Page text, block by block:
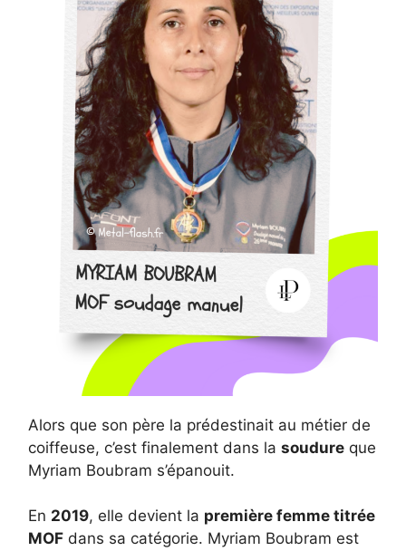
Alors que son père la prédestinait au métier de
coiffeuse, c’est finalement dans la soudure que
Myriam Boubram s’épanouit.
En 2019, elle devient la première femme titrée
MOF dans sa catégorie. Myriam Boubram est